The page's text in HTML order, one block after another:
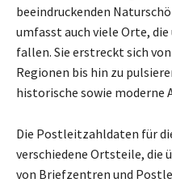
beeindruckenden
umfasst auch viele Orte,
fallen. Sie erstreckt sich
Regionen bis hin zu
historische sowie moderne
Die Postleitzahldaten für
verschiedene Ortsteile, die
von Briefzentren und